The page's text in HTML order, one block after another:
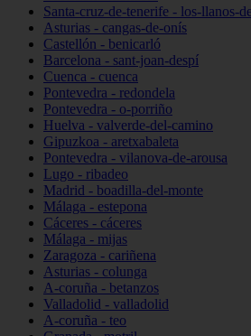
Santa-cruz-de-tenerife - los-llanos-
Asturias - cangas-de-onís
Castellón - benicarló
Barcelona - sant-joan-despí
Cuenca - cuenca
Pontevedra - redondela
Pontevedra - o-porriño
Huelva - valverde-del-camino
Gipuzkoa - aretxabaleta
Pontevedra - vilanova-de-arousa
Lugo - ribadeo
Madrid - boadilla-del-monte
Málaga - estepona
Cáceres - cáceres
Málaga - mijas
Zaragoza - cariñena
Asturias - colunga
A-coruña - betanzos
Valladolid - valladolid
A-coruña - teo